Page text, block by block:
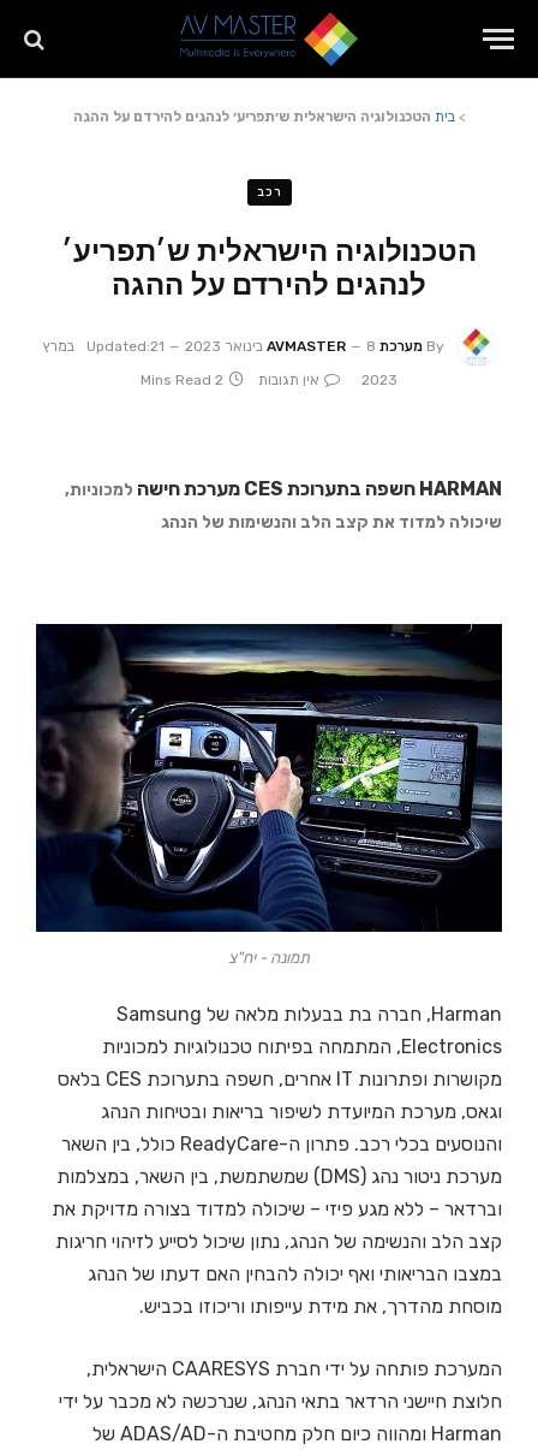
>בית הטכנולוגיה הישראלית ש׳תפריע׳ לנהגים להירדם על ההגה
רכב
הטכנולוגיה הישראלית ש׳תפריע׳
לנהגים להירדם על ההגה
By מערכת AVMASTER 8 בינואר 2023 Updated:
21 במרץ
2023
אין תגובות 2 Mins Read
HARMAN חשפה בתערוכת CES מערכת חישה
למכוניות,
שיכולה למדוד את קצב הלב והנשימות של הנהג
תמונה - יח"צ
Harman, חברה בת בבעלות מלאה של Samsung
Electronics, המתמחה בפיתוח טכנולוגיות למכוניות
מקושרות ופתרונות IT אחרים, חשפה בתערוכת CES בלאס
וגאס, מערכת המיועדת לשיפור בריאות ובטיחות הנהג
והנוסעים בכלי רכב. פתרון ה-ReadyCare כולל, בין השאר
מערכת ניטור נהג (DMS) שמשתמשת, בין השאר, במצלמות
וברדאר – ללא מגע פיזי – שיכולה למדוד בצורה מדויקת את
קצב הלב והנשימה של הנהג, נתון שיכול לסייע לזיהוי חריגות
במצבו הבריאותי ואף יכולה להבחין האם דעתו של הנהג
מוסחת מהדרך, את מידת עייפותו וריכוזו בכביש.
המערכת פותחה על ידי חברת CAARESYS הישראלית,
חלוצת חיישני הרדאר בתאי הנהג, שנרכשה לא מכבר על ידי
Harman ומהווה כיום חלק מחטיבת ה-ADAS/AD של